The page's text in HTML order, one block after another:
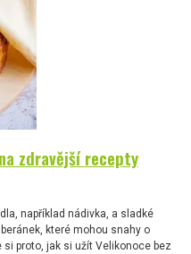
zdravější recepty
například nádivka, a sladké
které mohou snahy o
proto, jak si užít Velikonoce bez